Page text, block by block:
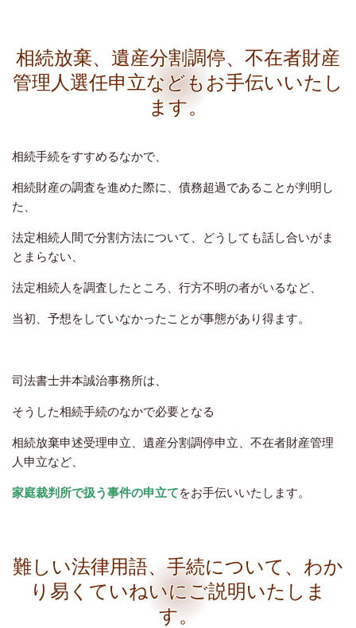
相続放棄、遺産分割調停、不在者財産
管理人選任申立などもお手伝いいたし
ます。
相続手続をすすめるなかで、
相続財産の調査を進めた際に、債務超過であることが判明し
た、
法定相続人間で分割方法について、どうしても話し合いがま
とまらない、
法定相続人を調査したところ、行方不明の者がいるなど、
当初、予想をしていなかったことが事態があり得ます。
司法書士井本誠治事務所は、
そうした相続手続のなかで必要となる
相続放棄申述受理申立、遺産分割調停申立、不在者財産管理
人申立など、
家庭裁判所で扱う事件の申立てをお手伝いいたします。
難しい法律用語、手続について、わか
り易くていねいにご説明いたしま
す。